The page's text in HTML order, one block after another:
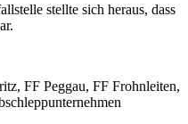
stellte sich heraus, dass
FF Peggau, FF Frohnleiten,